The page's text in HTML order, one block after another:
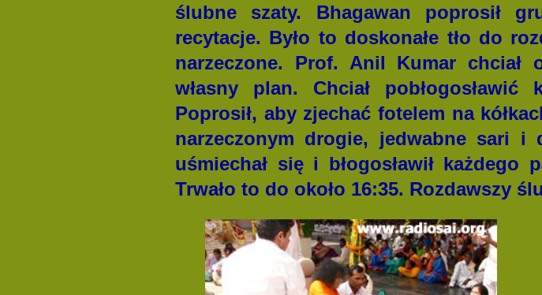
ślubne szaty. Bhagawan poprosił
recytacje. Było to doskonałe tło do
narzeczone. Prof. Anil Kumar chciał
własny plan. Chciał
Poprosił, aby zjechać fotelem na
narzeczonym drogie, jedwabne sari i
uśmiechał się i błogosławił każdego
Trwało to do około 16:35. Rozdawszy